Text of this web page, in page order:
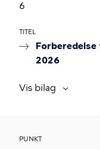
6
TITEL
2026
Vis bilag
PUNKT